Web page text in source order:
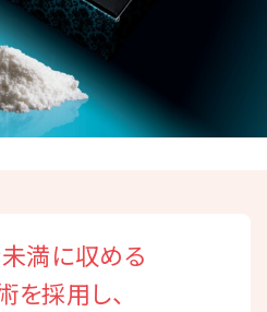
満に収める
を採用し、